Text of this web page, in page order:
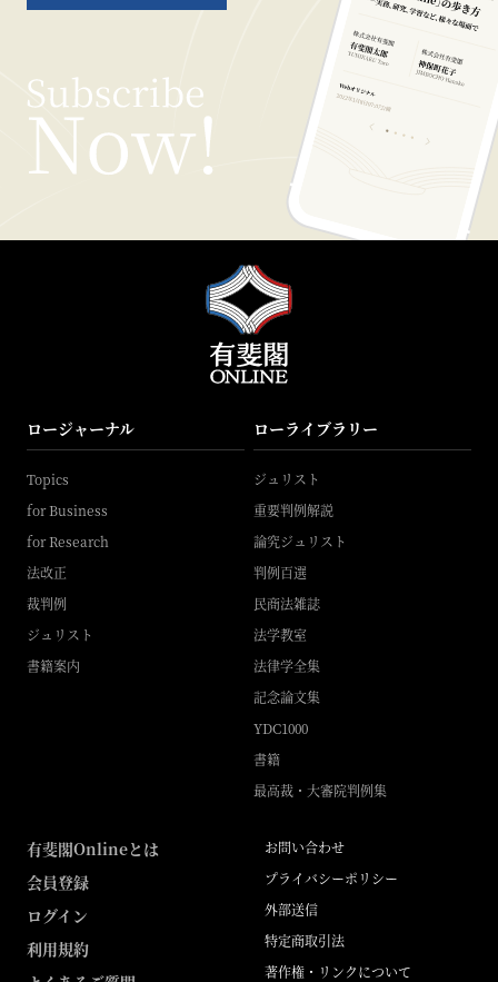
ロージャーナル
Topics
for Business
for Research
法改正
裁判例
ジュリスト
書籍案内
ローライブラリー
ジュリスト
重要判例解説
論究ジュリスト
判例百選
民商法雑誌
法学教室
法律学全集
記念論文集
YDC1000
書籍
最高裁・大審院判例集
有斐閣Onlineとは
会員登録
ログイン
利用規約
お問い合わせ
プライバシーポリシー
外部送信
特定商取引法
著作権・リンクについて